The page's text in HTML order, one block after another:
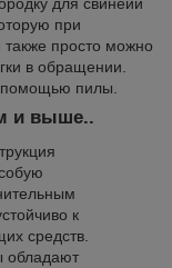
для свинейи
при
просто можно
в обращении.
помощью пилы.
и выше..
к
средств.
обладают